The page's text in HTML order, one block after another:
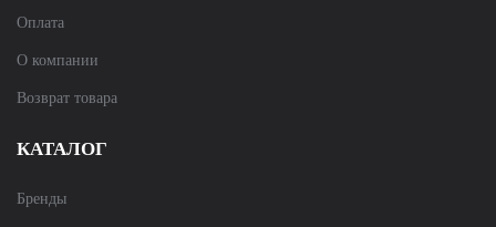
Оплата
О компании
Возврат товара
КАТАЛОГ
Бренды